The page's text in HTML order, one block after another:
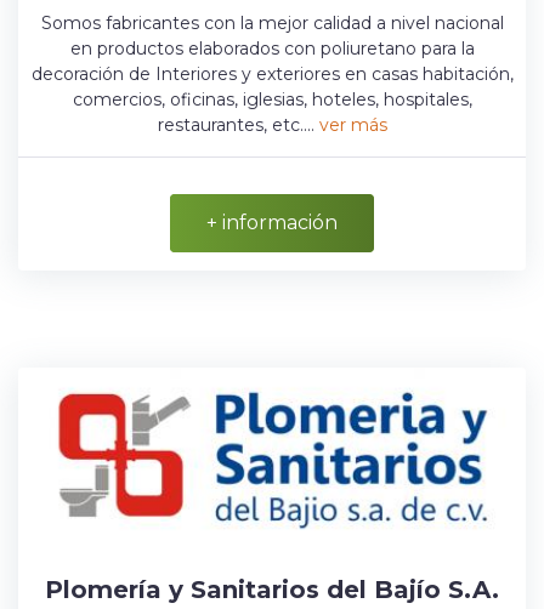
Somos fabricantes con la mejor calidad a nivel nacional
en productos elaborados con poliuretano para la
decoración de Interiores y exteriores en casas habitación,
comercios, oficinas, iglesias, hoteles, hospitales,
restaurantes, etc.... ver más
+ información
Plomería y Sanitarios del Bajío S.A.